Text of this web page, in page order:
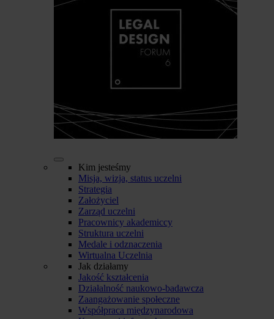
Kim jesteśmy
Misja, wizja, status uczelni
Strategia
Założyciel
Zarząd uczelni
Pracownicy akademiccy
Struktura uczelni
Medale i odznaczenia
Wirtualna Uczelnia
Jak działamy
Jakość kształcenia
Działalność naukowo-badawcza
Zaangażowanie społeczne
Współpraca międzynarodowa